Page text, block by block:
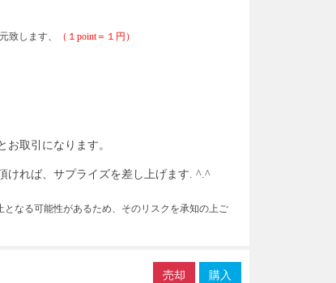
致します、 （１ point＝１円）
取引になります。
ければ、サプライズを差し上げます. ^.^
なる可能性があるため、そのリスクを承知の上ご
購入
売却